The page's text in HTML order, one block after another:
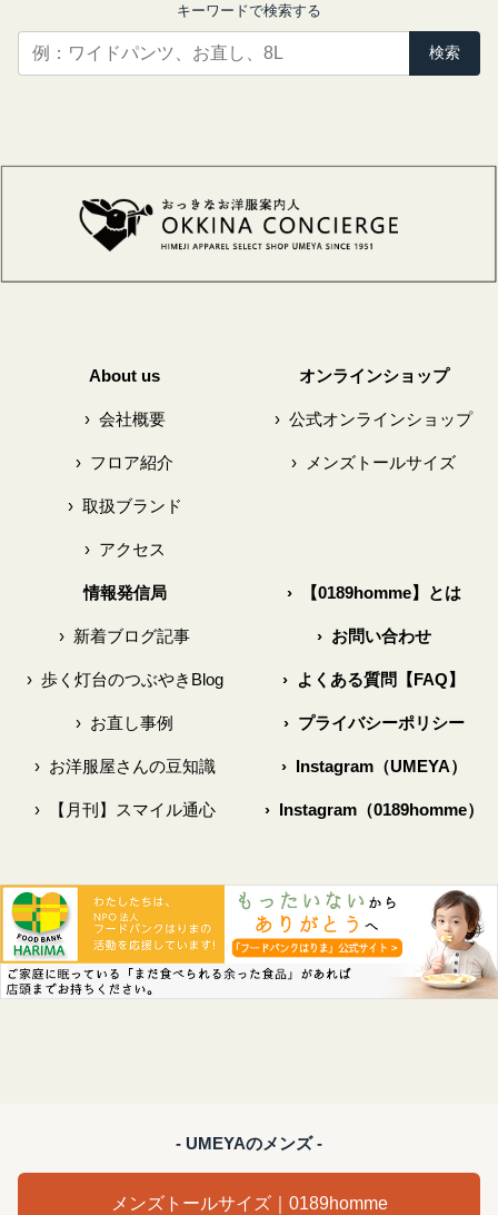
キーワードで検索する
検索
About us
›会社概要
› フロア紹介
›取扱ブランド
›アクセス
オンラインショップ
› 公式オンラインショップ
› メンズトールサイズ
情報発信局
› 新着ブログ記事
›歩く灯台のつぶやきBlog
› お直し事例
›お洋服屋さんの豆知識
›【月刊】スマイル通心
›【0189homme】とは
›お問い合わせ
› よくある質問【FAQ】
›プライバシーポリシー
›Instagram（UMEYA）
›Instagram（0189homme）
- UMEYAのメンズ -
メンズトールサイズ｜0189homme